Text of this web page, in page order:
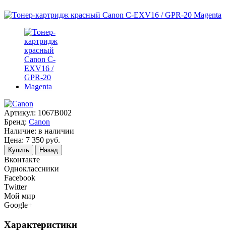
Артикул: 1067B002
Бренд: Canon
Наличие: в наличии
Цена: 7 350 руб.
Купить Назад
Вконтакте
Одноклассники
Facebook
Twitter
Мой мир
Google+
Характеристики